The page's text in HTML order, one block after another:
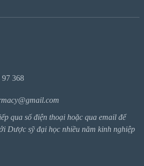
97 368
qua số điện thoại hoặc qua email để
Dược sỹ đại học nhiều năm kinh nghiệp